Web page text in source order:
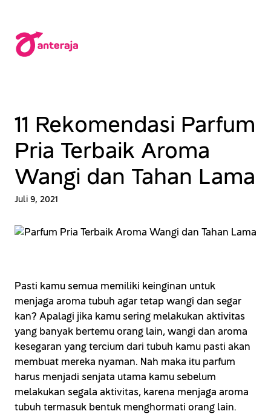
konten
11 Rekomendasi Parfum
Pria Terbaik Aroma
Wangi dan Tahan Lama
Juli 9, 2021
Pasti kamu semua memiliki keinginan untuk
menjaga aroma tubuh agar tetap wangi dan segar
kan? Apalagi jika kamu sering melakukan aktivitas
yang banyak bertemu orang lain, wangi dan aroma
kesegaran yang tercium dari tubuh kamu pasti akan
membuat mereka nyaman. Nah maka itu parfum
harus menjadi senjata utama kamu sebelum
melakukan segala aktivitas, karena menjaga aroma
tubuh termasuk bentuk menghormati orang lain.